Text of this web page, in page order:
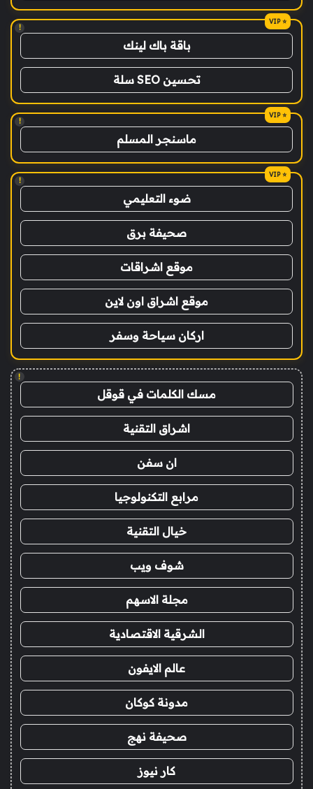
!
باقة باك لينك
تحسين SEO سلة
!
ماسنجر المسلم
!
ضوء التعليمي
صحيفة برق
موقع اشراقات
موقع اشراق اون لاين
اركان سياحة وسفر
!
مسك الكلمات في قوقل
اشراق التقنية
ان سفن
مرابع التكنولوجيا
خيال التقنية
شوف ويب
مجلة الاسهم
الشرقية الاقتصادية
عالم الايفون
مدونة كوكان
صحيفة نهج
كار نيوز